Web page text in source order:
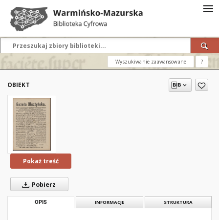
Wyszukiwanie zaawansowane ?
OBIEKT
Pokaż treść
Pobierz
OPIS INFORMACJE STRUKTURA